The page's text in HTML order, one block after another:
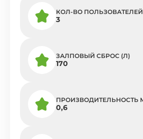
КОЛ-ВО ПОЛЬЗОВАТЕЛЕЙ
3
ЗАЛПОВЫЙ СБРОС (Л)
170
ПРОИЗВОДИТЕЛЬНОСТЬ
0,6